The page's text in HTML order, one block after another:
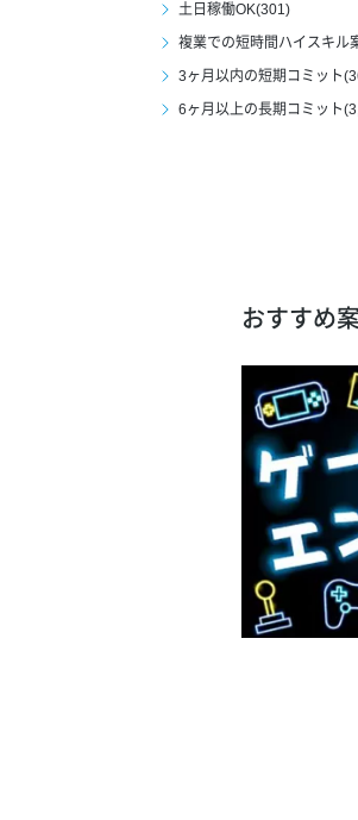
土日稼働OK(301)
複業での短時間ハイスキル
3ヶ月以内の短期コミット
6ヶ月以上の長期コミット
おすすめ